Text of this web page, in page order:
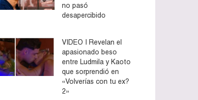
no pasó
desapercibido
VIDEO | Revelan el
apasionado beso
entre Ludmila y Kaoto
que sorprendió en
«Volverías con tu ex?
2»